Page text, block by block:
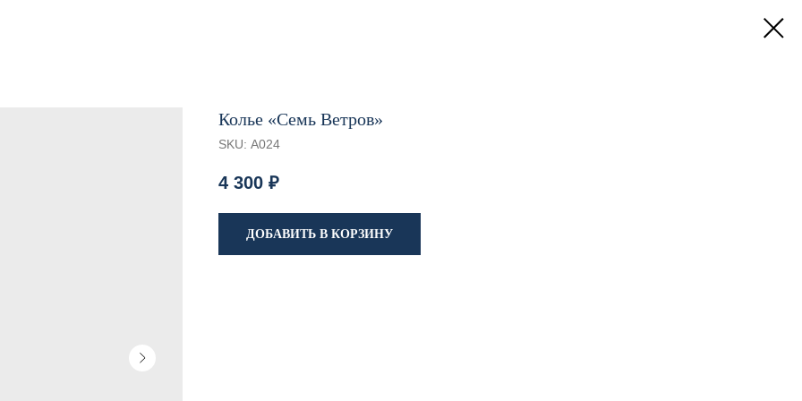
Колье «Семь Ветров»
SKU: А024
4 300 ₽
ДОБАВИТЬ В КОРЗИНУ